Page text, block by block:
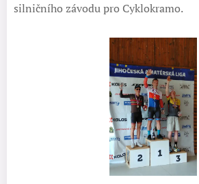
silničního závodu pro Cyklokramo.